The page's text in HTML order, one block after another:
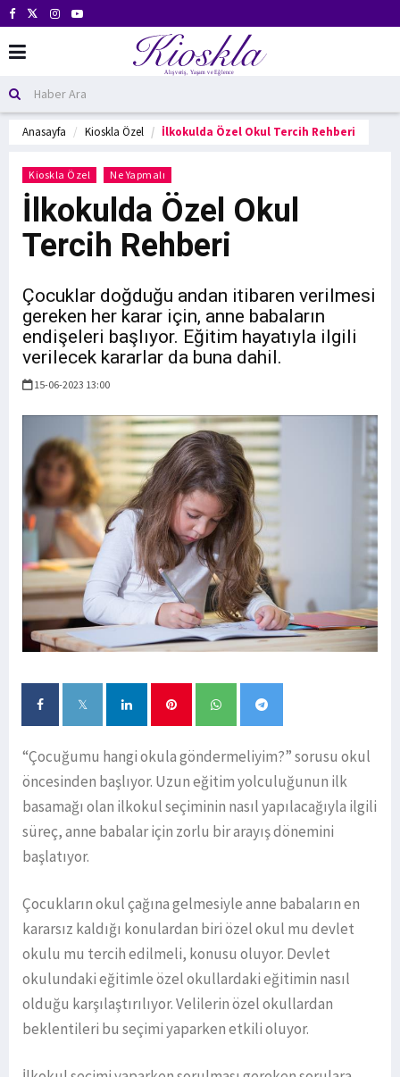
Anasayfa Kioskla Özel İlkokulda Özel Okul Tercih Rehberi
Kioskla Özel Ne Yapmalı
İlkokulda Özel Okul
Tercih Rehberi
Çocuklar doğduğu andan itibaren verilmesi
gereken her karar için, anne babaların
endişeleri başlıyor. Eğitim hayatıyla ilgili
verilecek kararlar da buna dahil.
15-06-2023 13:00
“Çocuğumu hangi okula göndermeliyim?” sorusu okul
öncesinden başlıyor. Uzun eğitim yolculuğunun ilk
basamağı olan ilkokul seçiminin nasıl yapılacağıyla ilgili
süreç, anne babalar için zorlu bir arayış dönemini
başlatıyor.
Çocukların okul çağına gelmesiyle anne babaların en
kararsız kaldığı konulardan biri özel okul mu devlet
okulu mu tercih edilmeli, konusu oluyor. Devlet
okulundaki eğitimle özel okullardaki eğitimin nasıl
olduğu karşılaştırılıyor. Velilerin özel okullardan
beklentileri bu seçimi yaparken etkili oluyor.